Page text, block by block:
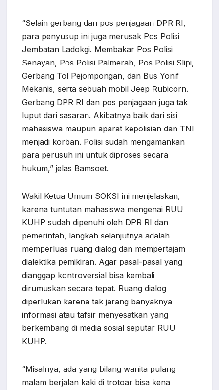
“Selain gerbang dan pos penjagaan DPR RI,
para penyusup ini juga merusak Pos Polisi
Jembatan Ladokgi. Membakar Pos Polisi
Senayan, Pos Polisi Palmerah, Pos Polisi Slipi,
Gerbang Tol Pejompongan, dan Bus Yonif
Mekanis, serta sebuah mobil Jeep Rubicorn.
Gerbang DPR RI dan pos penjagaan juga tak
luput dari sasaran. Akibatnya baik dari sisi
mahasiswa maupun aparat kepolisian dan TNI
menjadi korban. Polisi sudah mengamankan
para perusuh ini untuk diproses secara
hukum,” jelas Bamsoet.
Wakil Ketua Umum SOKSI ini menjelaskan,
karena tuntutan mahasiswa mengenai RUU
KUHP sudah dipenuhi oleh DPR RI dan
pemerintah, langkah selanjutnya adalah
memperluas ruang dialog dan mempertajam
dialektika pemikiran. Agar pasal-pasal yang
dianggap kontroversial bisa kembali
dirumuskan secara tepat. Ruang dialog
diperlukan karena tak jarang banyaknya
informasi atau tafsir menyesatkan yang
berkembang di media sosial seputar RUU
KUHP.
“Misalnya, ada yang bilang wanita pulang
malam berjalan kaki di trotoar bisa kena